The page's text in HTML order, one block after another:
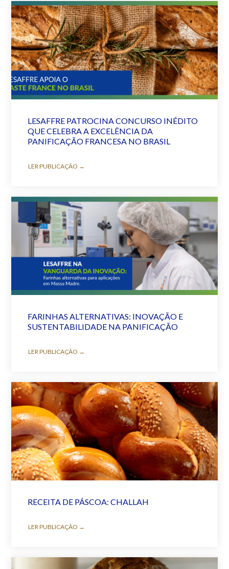
LESAFFRE PATROCINA CONCURSO INÉDITO
QUE CELEBRA A EXCELÊNCIA DA
PANIFICAÇÃO FRANCESA NO BRASIL
LER PUBLICAÇÃO →
FARINHAS ALTERNATIVAS: INOVAÇÃO E
SUSTENTABILIDADE NA PANIFICAÇÃO
LER PUBLICAÇÃO →
RECEITA DE PÁSCOA: CHALLAH
LER PUBLICAÇÃO →